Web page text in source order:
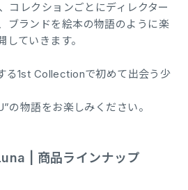
コレクションごとにディレクター
ブランドを絵本の物語のように楽
していきます。
る1st Collectionで初めて出会う少
の物語をお楽しみください。
| 商品ラインナップ